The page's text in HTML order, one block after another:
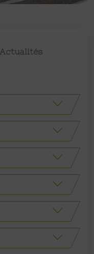
Actualités